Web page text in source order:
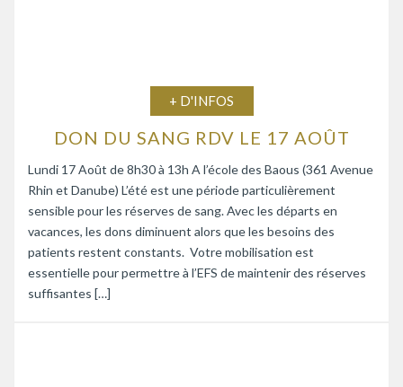
+ D'INFOS
DON DU SANG RDV LE 17 AOÛT
Lundi 17 Août de 8h30 à 13h A l’école des Baous (361 Avenue
Rhin et Danube) L’été est une période particulièrement
sensible pour les réserves de sang. Avec les départs en
vacances, les dons diminuent alors que les besoins des
patients restent constants. Votre mobilisation est
essentielle pour permettre à l’EFS de maintenir des réserves
suffisantes […]